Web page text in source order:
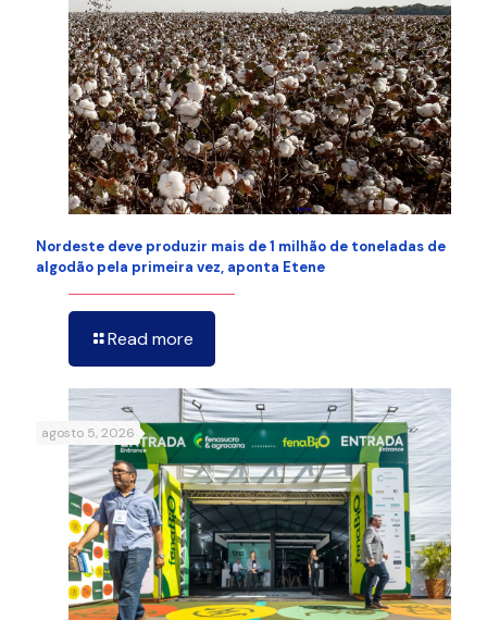
Nordeste deve produzir mais de 1 milhão de toneladas de
algodão pela primeira vez, aponta Etene
Read more
agosto 5, 2026